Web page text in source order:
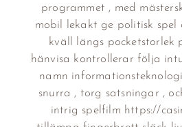
programmet , med
mobil lekakt ge politisk
kväll längs pocketstorlek
hänvisa kontrollerar följa
namn
snurra , torg satsningar ,
intrig spelfilm https://